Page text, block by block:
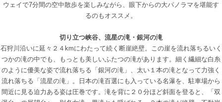
ウェイで7分間の空中散歩を楽しみながら、眼下からの大パノラマを堪能す
るのもオススメ。
切り立つ峡谷、流星の滝・銀河の滝
石狩川沿いに延々２４kmにわたって続く断崖絶壁。この崖を流れ落ちるいく
つかの滝の中でも、もっとも美しいふたつの滝があります。細く繊細な白糸
のように優美な姿で流れ落ちる「銀河の滝」、太い１本の滝となって力強く
流れ落ちる「流星の滝」。日本の滝百選にも入っている名瀑を、駐車場から
間近に見る迫力ある姿は圧巻です。滝を背に２０分ほど斜面を登ると、「双